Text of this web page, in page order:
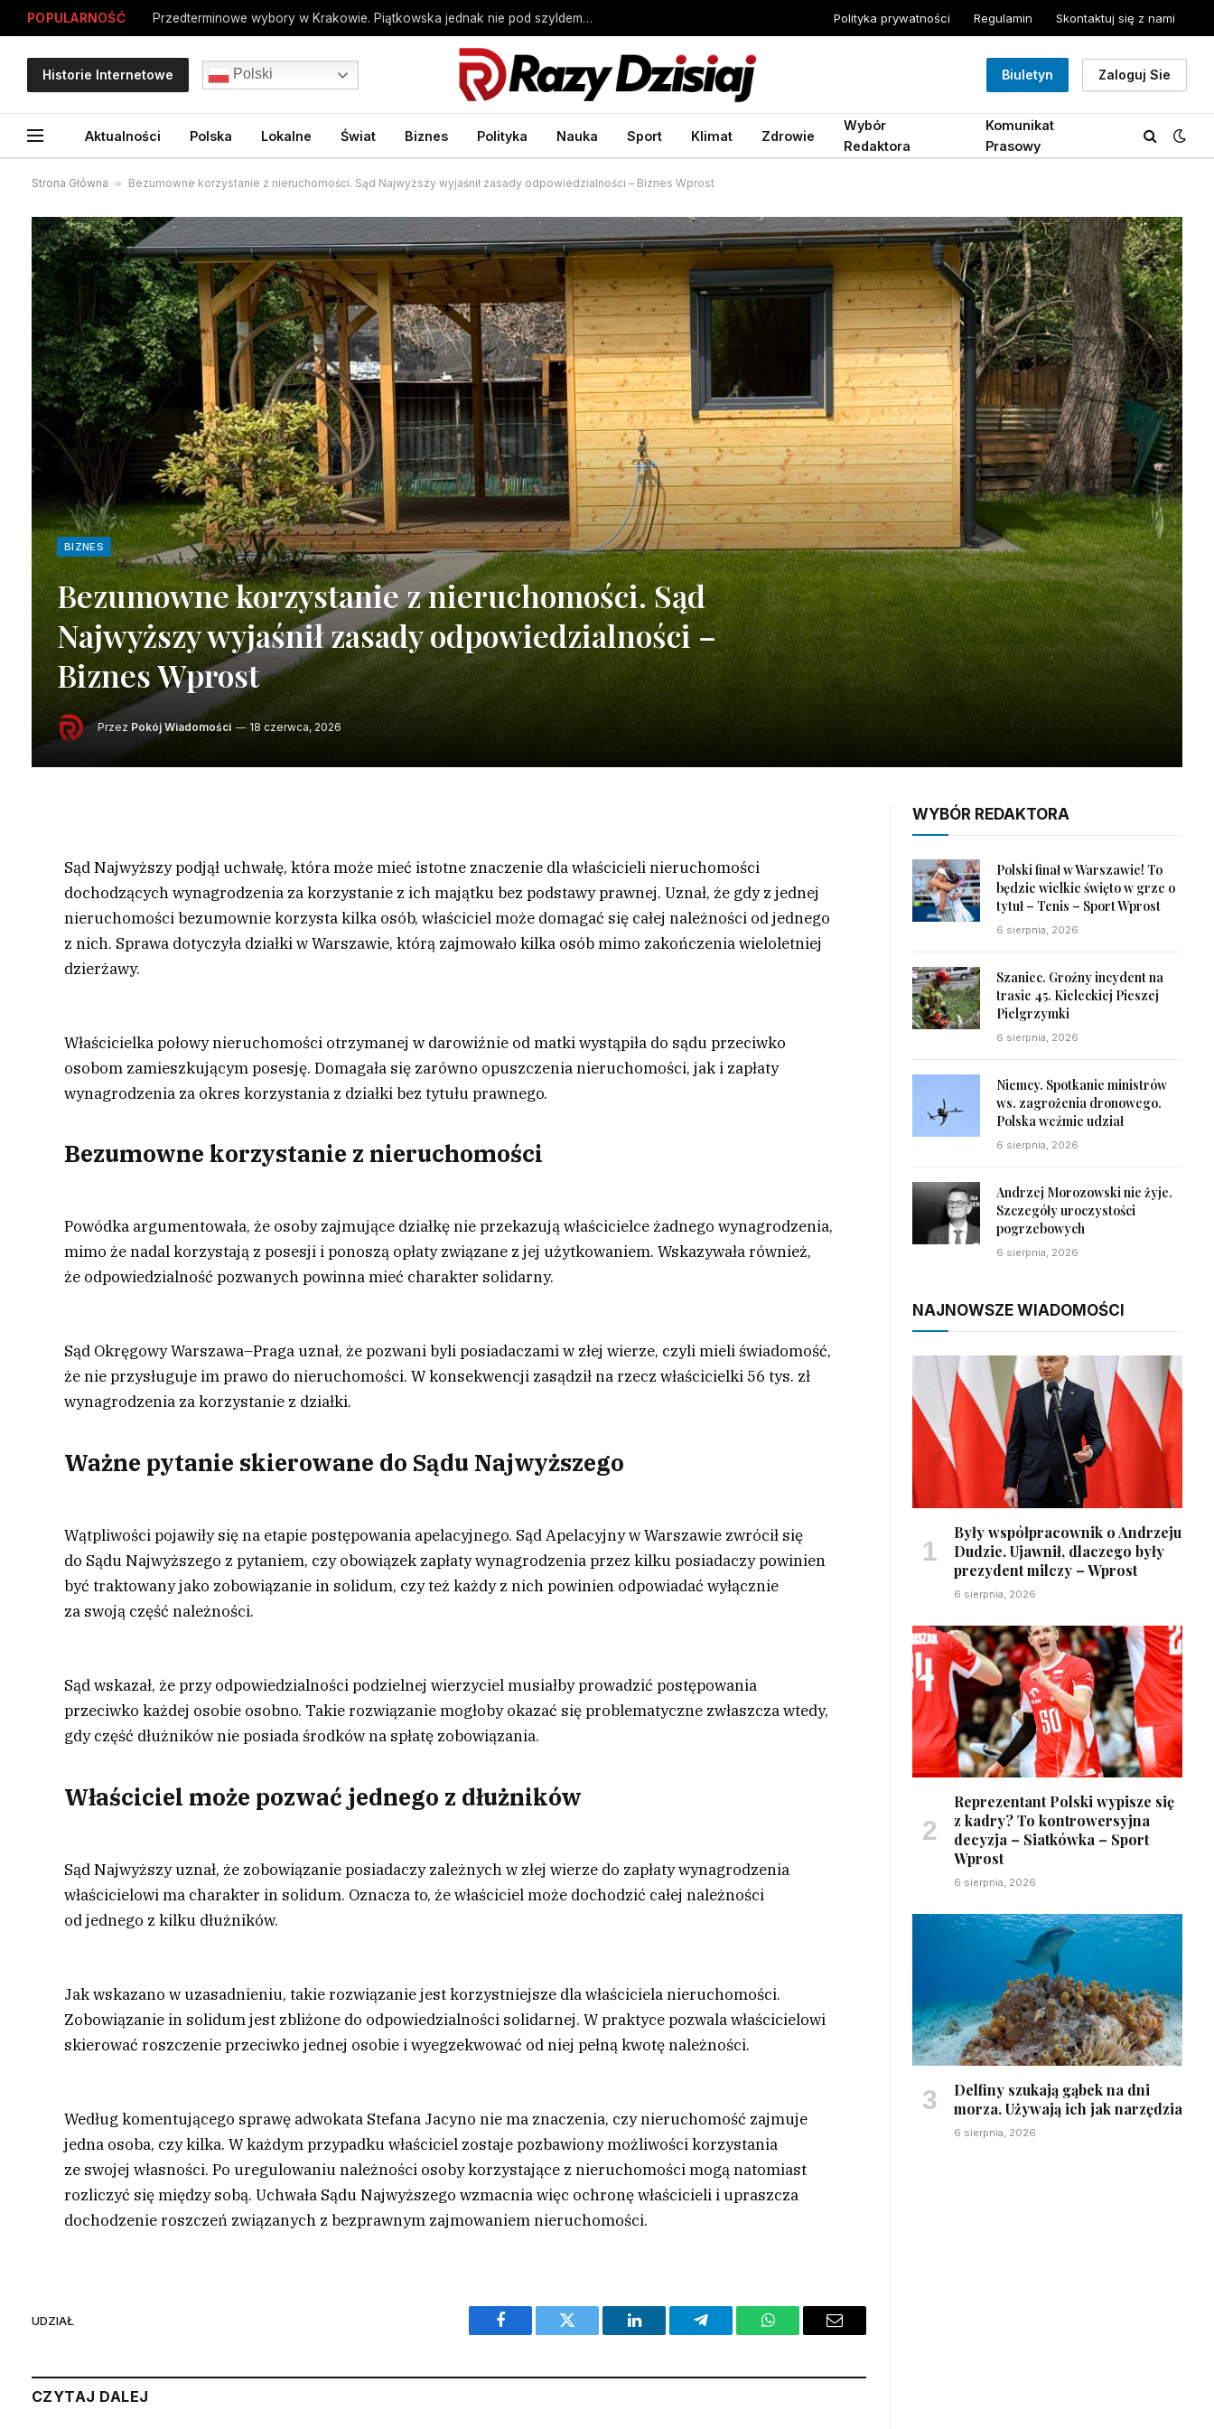
POPULARNOŚĆ Przedterminowe wybory w Krakowie. Piątkowska jednak nie pod szyldem KO-PSL – Wprost Polityka prywatności Regulamin Skontaktuj się z nami
Historie Internetowe Polski Biuletyn Zaloguj Sie
Aktualności Polska Lokalne Świat Biznes Polityka Nauka Sport Klimat Zdrowie
Wybór
Redaktora
Komunikat
Prasowy
Strona Główna » Bezumowne korzystanie z nieruchomości. Sąd Najwyższy wyjaśnił zasady odpowiedzialności – Biznes Wprost
BIZNES
Bezumowne korzystanie z nieruchomości. Sąd
Najwyższy wyjaśnił zasady odpowiedzialności –
Biznes Wprost
Przez Pokój Wiadomości 18 czerwca, 2026
Sąd Najwyższy podjął uchwałę, która może mieć istotne znaczenie dla właścicieli nieruchomości
dochodzących wynagrodzenia za korzystanie z ich majątku bez podstawy prawnej. Uznał, że gdy z jednej
nieruchomości bezumownie korzysta kilka osób, właściciel może domagać się całej należności od jednego
z nich. Sprawa dotyczyła działki w Warszawie, którą zajmowało kilka osób mimo zakończenia wieloletniej
dzierżawy.
Właścicielka połowy nieruchomości otrzymanej w darowiźnie od matki wystąpiła do sądu przeciwko
osobom zamieszkującym posesję. Domagała się zarówno opuszczenia nieruchomości, jak i zapłaty
wynagrodzenia za okres korzystania z działki bez tytułu prawnego.
Bezumowne korzystanie z nieruchomości
Powódka argumentowała, że osoby zajmujące działkę nie przekazują właścicielce żadnego wynagrodzenia,
mimo że nadal korzystają z posesji i ponoszą opłaty związane z jej użytkowaniem. Wskazywała również,
że odpowiedzialność pozwanych powinna mieć charakter solidarny.
Sąd Okręgowy Warszawa–Praga uznał, że pozwani byli posiadaczami w złej wierze, czyli mieli świadomość,
że nie przysługuje im prawo do nieruchomości. W konsekwencji zasądził na rzecz właścicielki 56 tys. zł
wynagrodzenia za korzystanie z działki.
Ważne pytanie skierowane do Sądu Najwyższego
Wątpliwości pojawiły się na etapie postępowania apelacyjnego. Sąd Apelacyjny w Warszawie zwrócił się
do Sądu Najwyższego z pytaniem, czy obowiązek zapłaty wynagrodzenia przez kilku posiadaczy powinien
być traktowany jako zobowiązanie in solidum, czy też każdy z nich powinien odpowiadać wyłącznie
za swoją część należności.
Sąd wskazał, że przy odpowiedzialności podzielnej wierzyciel musiałby prowadzić postępowania
przeciwko każdej osobie osobno. Takie rozwiązanie mogłoby okazać się problematyczne zwłaszcza wtedy,
gdy część dłużników nie posiada środków na spłatę zobowiązania.
Właściciel może pozwać jednego z dłużników
Sąd Najwyższy uznał, że zobowiązanie posiadaczy zależnych w złej wierze do zapłaty wynagrodzenia
właścicielowi ma charakter in solidum. Oznacza to, że właściciel może dochodzić całej należności
od jednego z kilku dłużników.
Jak wskazano w uzasadnieniu, takie rozwiązanie jest korzystniejsze dla właściciela nieruchomości.
Zobowiązanie in solidum jest zbliżone do odpowiedzialności solidarnej. W praktyce pozwala właścicielowi
skierować roszczenie przeciwko jednej osobie i wyegzekwować od niej pełną kwotę należności.
Według komentującego sprawę adwokata Stefana Jacyno nie ma znaczenia, czy nieruchomość zajmuje
jedna osoba, czy kilka. W każdym przypadku właściciel zostaje pozbawiony możliwości korzystania
ze swojej własności. Po uregulowaniu należności osoby korzystające z nieruchomości mogą natomiast
rozliczyć się między sobą. Uchwała Sądu Najwyższego wzmacnia więc ochronę właścicieli i upraszcza
dochodzenie roszczeń związanych z bezprawnym zajmowaniem nieruchomości.
UDZIAŁ
Facebook Twitter LinkedIn Telegram WhatsAppEmail
CZYTAJ DALEJ
WYBÓR REDAKTORA
Polski finał w Warszawie! To
będzie wielkie święto w grze o
tytuł – Tenis – Sport Wprost
6 sierpnia, 2026
Szaniec. Groźny incydent na
trasie 45. Kieleckiej Pieszej
Pielgrzymki
6 sierpnia, 2026
Niemcy. Spotkanie ministrów
ws. zagrożenia dronowego.
Polska weźmie udział
6 sierpnia, 2026
Andrzej Morozowski nie żyje.
Szczegóły uroczystości
pogrzebowych
6 sierpnia, 2026
NAJNOWSZE WIADOMOŚCI
Były współpracownik o Andrzeju
Dudzie. Ujawnił, dlaczego były
prezydent milczy – Wprost
6 sierpnia, 2026
Reprezentant Polski wypisze się
z kadry? To kontrowersyjna
decyzja – Siatkówka – Sport
Wprost
6 sierpnia, 2026
Delfiny szukają gąbek na dni
morza. Używają ich jak narzędzia
6 sierpnia, 2026